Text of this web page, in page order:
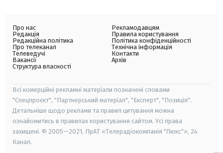
Про нас
Редакція
Редакційна політика
Про телеканал
Телеведучі
Вакансії
Структура власності
Рекламодавцям
Правила користування
Політика конфіденційності
Технічна інформація
Контакти
Архів
Всі комерційні рекламні матеріали позначені словами
"Спецпроєкт", "Партнерський матеріал", "Експерт", "Позиція".
Детальніше щодо реклами та правил цитування можна
ознайомитись в правилах користування сайтом. Усі права
захищені. © 2005—2021, ПрАТ «Телерадіокомпанія "Люкс"», 24
Канал.